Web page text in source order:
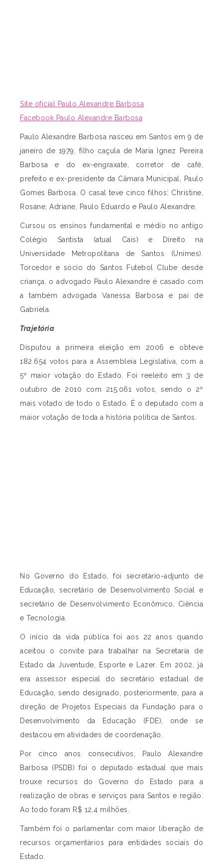
Site oficial Paulo Alexandre Barbosa
Facebook Paulo Alexandre Barbosa
Paulo Alexandre Barbosa nasceu em Santos em 9 de
janeiro de 1979, filho caçula de Maria Ignez Pereira
Barbosa e do ex-engraxate, corretor de café,
prefeito e ex-presidente da Câmara Municipal, Paulo
Gomes Barbosa. O casal teve cinco filhos: Christine,
Rosane, Adriane, Paulo Eduardo e Paulo Alexandre.
Cursou os ensinos fundamental e médio no antigo
Colégio Santista (atual Cais) e Direito na
Universidade Metropolitana de Santos (Unimes).
Torcedor e sócio do Santos Futebol Clube desde
criança, o advogado Paulo Alexandre é casado com
a também advogada Vanessa Barbosa e pai de
Gabriela.
Trajetória
Disputou a primeira eleição em 2006 e obteve
182.654 votos para a Assembleia Legislativa, com a
5º maior votação do Estado. Foi reeleito em 3 de
outubro de 2010 com 215.061 votos, sendo o 2º
mais votado de todo o Estado. É o deputado com a
maior votação de toda a história política de Santos.
No Governo do Estado, foi secretário-adjunto de
Educação, secretário de Desenvolvimento Social e
secretário de Desenvolvimento Econômico, Ciência
e Tecnologia.
O início da vida pública foi aos 22 anos quando
aceitou o convite para trabalhar na Secretaria de
Estado da Juventude, Esporte e Lazer. Em 2002, já
era assessor especial do secretário estadual de
Educação, sendo designado, posteriormente, para a
direção de Projetos Especiais da Fundação para o
Desenvolvimento da Educação (FDE), onde se
destacou em atividades de coordenação.
Por cinco anos consecutivos, Paulo Alexandre
Barbosa (PSDB) foi o deputado estadual que mais
trouxe recursos do Governo do Estado para a
realização de obras e serviços para Santos e região.
Ao todo foram R$ 12,4 milhões.
Também foi o parlamentar com maior liberação de
recursos orçamentários para entidades sociais do
Estado.